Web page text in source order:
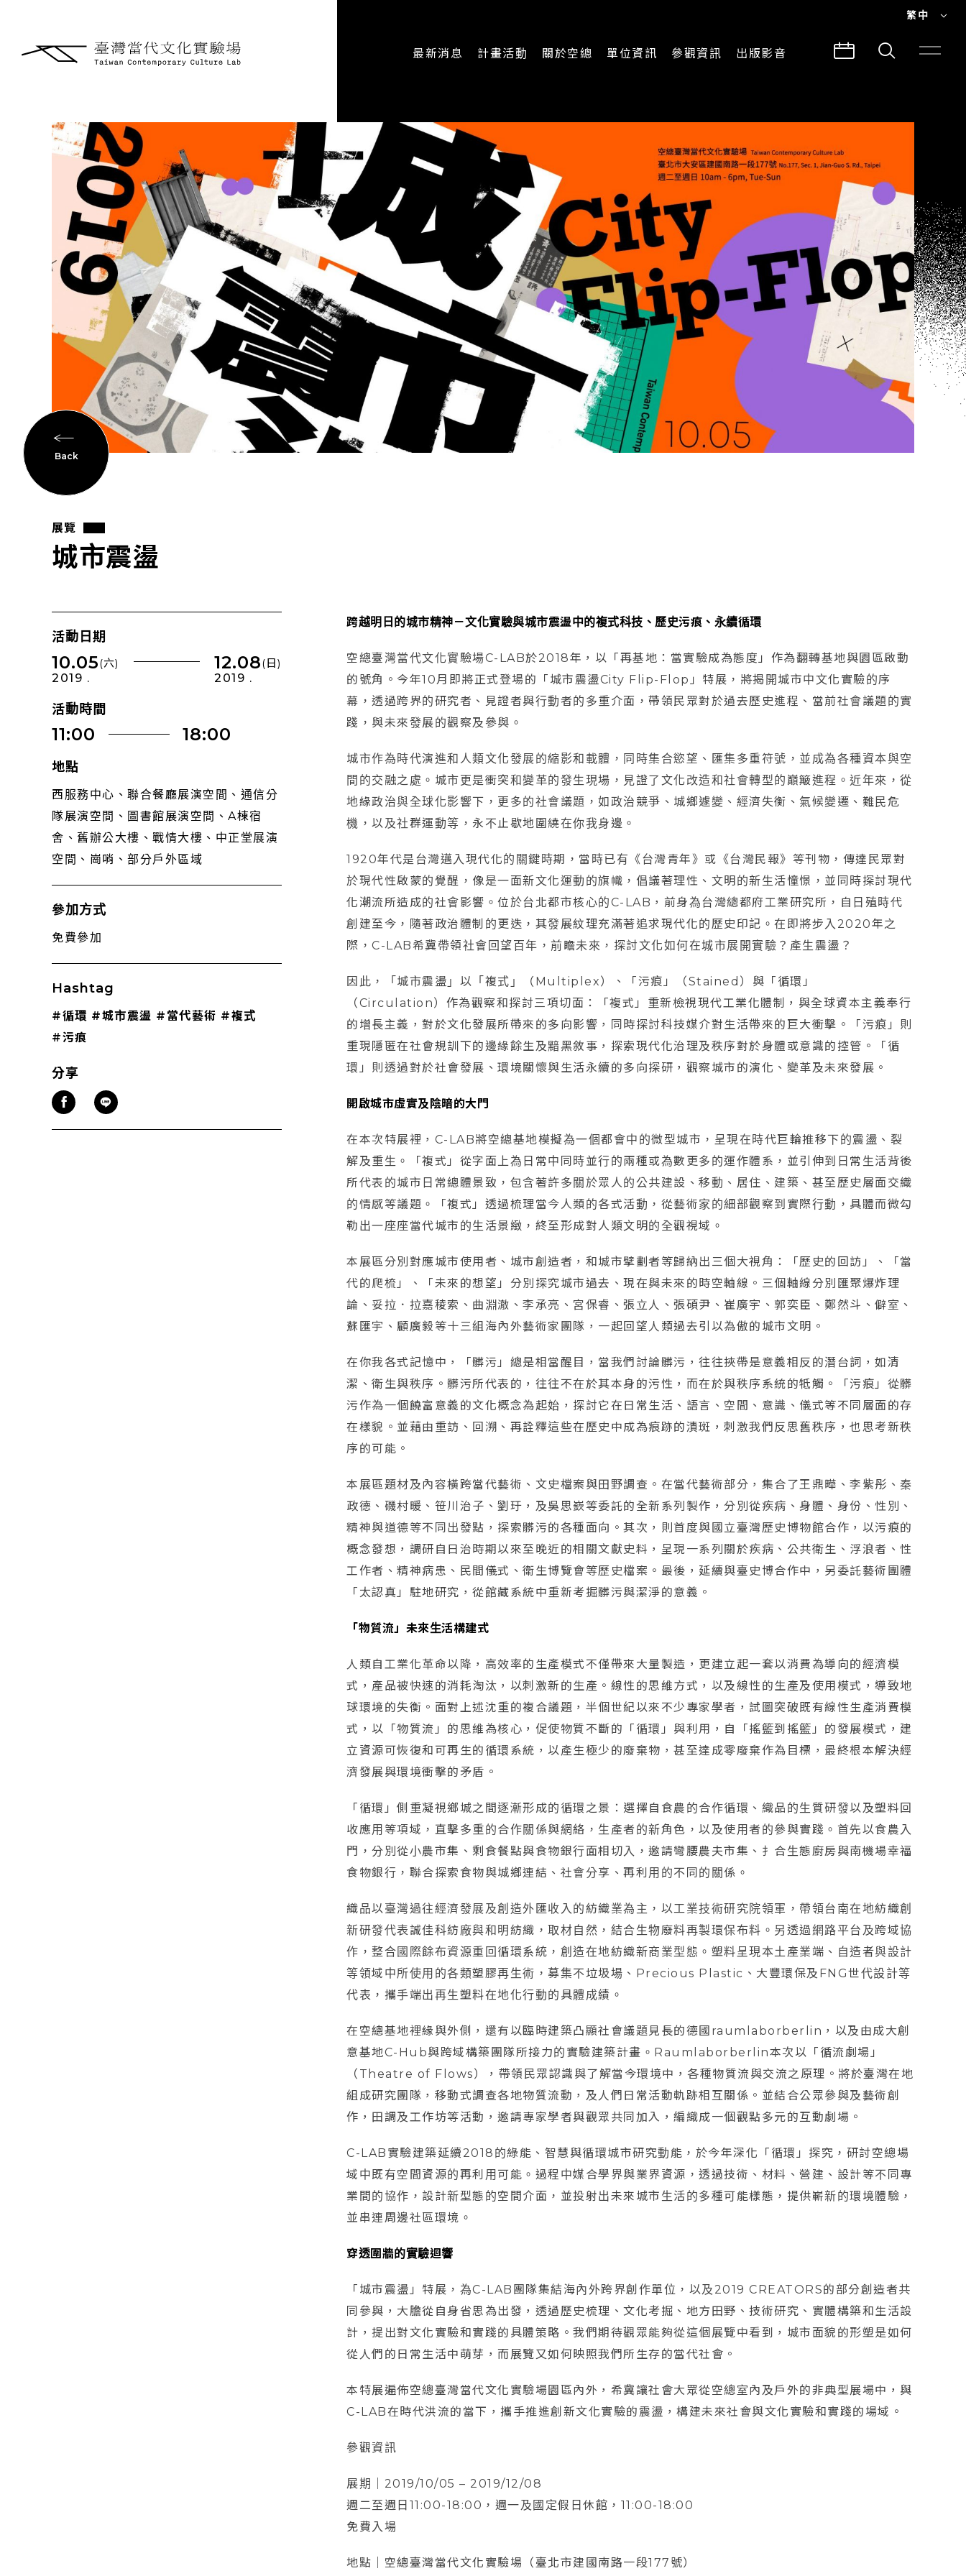
繁中
最新消息
即時新聞
計畫活動
主題計畫
CREATORS
關於空總
組織架構
認識執行長
場地申請
加入我們
單位資訊 參觀資訊
交通與地圖
建築故事
導覽服務
出版影音
所有影音
出版品
Back
展覽
城市震盪
活動日期
10.05(六)
2019 .
12.08(日)
2019 .
活動時間
11:00 18:00
地點
西服務中心、聯合餐廳展演空間、通信分
隊展演空間、圖書館展演空間、A棟宿
舍、舊辦公大樓、戰情大樓、中正堂展演
空間、崗哨、部分戶外區域
參加方式
免費參加
Hashtag
#循環 #城市震盪 #當代藝術 #複式
#污痕
分享
跨越明日的城市精神－文化實驗與城市震盪中的複式科技、歷史污痕、永續循環
空總臺灣當代文化實驗場C-LAB於2018年，以「再基地：當實驗成為態度」作為翻轉基地與園區啟動
的號角。今年10月即將正式登場的「城市震盪City Flip-Flop」特展，將揭開城市中文化實驗的序
幕，透過跨界的研究者、見證者與行動者的多重介面，帶領民眾對於過去歷史進程、當前社會議題的實
踐，與未來發展的觀察及參與。
城市作為時代演進和人類文化發展的縮影和載體，同時集合慾望、匯集多重符號，並成為各種資本與空
間的交融之處。城市更是衝突和變革的發生現場，見證了文化改造和社會轉型的巔簸進程。近年來，從
地緣政治與全球化影響下，更多的社會議題，如政治競爭、城鄉遽變、經濟失衡、氣候變遷、難民危
機，以及社群運動等，永不止歇地圍繞在你我身邊。
1920年代是台灣邁入現代化的關鍵時期，當時已有《台灣青年》或《台灣民報》等刊物，傳達民眾對
於現代性啟蒙的覺醒，像是一面新文化運動的旗幟，倡議著理性、文明的新生活憧憬，並同時探討現代
化潮流所造成的社會影響。位於台北都市核心的C-LAB，前身為台灣總都府工業研究所，自日殖時代
創建至今，隨著政治體制的更迭，其發展紋理充滿著追求現代化的歷史印記。在即將步入2020年之
際，C-LAB希冀帶領社會回望百年，前瞻未來，探討文化如何在城市展開實驗？產生震盪？
因此，「城市震盪」以「複式」（Multiplex）、「污痕」（Stained）與「循環」
（Circulation）作為觀察和探討三項切面：「複式」重新檢視現代工業化體制，與全球資本主義奉行
的增長主義，對於文化發展所帶來的多向影響，同時探討科技媒介對生活帶來的巨大衝擊。「污痕」則
重現隱匿在社會規訓下的邊緣餘生及黯黑敘事，探索現代化治理及秩序對於身體或意識的控管。「循
環」則透過對於社會發展、環境關懷與生活永續的多向探研，觀察城市的演化、變革及未來發展。
開啟城市虛實及陰暗的大門
在本次特展裡，C-LAB將空總基地模擬為一個都會中的微型城市，呈現在時代巨輪推移下的震盪、裂
解及重生。「複式」從字面上為日常中同時並行的兩種或為數更多的運作體系，並引伸到日常生活背後
所代表的城市日常總體景致，包含著許多關於眾人的公共建設、移動、居住、建築、甚至歷史層面交織
的情感等議題。「複式」透過梳理當今人類的各式活動，從藝術家的細部觀察到實際行動，具體而微勾
勒出一座座當代城市的生活景緻，終至形成對人類文明的全觀視域。
本展區分別對應城市使用者、城市創造者，和城市擘劃者等歸納出三個大視角：「歷史的回訪」、「當
代的爬梳」、「未來的想望」分別探究城市過去、現在與未來的時空軸線。三個軸線分別匯聚爆炸理
論、妥拉．拉嘉稜索、曲淵澈、李承亮、宮保睿、張立人、張碩尹、崔廣宇、郭奕臣、鄭然斗、僻室、
蘇匯宇、顧廣毅等十三組海內外藝術家團隊，一起回望人類過去引以為傲的城市文明。
在你我各式記憶中，「髒污」總是相當醒目，當我們討論髒污，往往挾帶是意義相反的潛台詞，如清
潔、衛生與秩序。髒污所代表的，往往不在於其本身的污性，而在於與秩序系統的牴觸。「污痕」從髒
污作為一個饒富意義的文化概念為起始，探討它在日常生活、語言、空間、意識、儀式等不同層面的存
在樣貌。並藉由重訪、回溯、再詮釋這些在歷史中成為痕跡的漬斑，刺激我們反思舊秩序，也思考新秩
序的可能。
本展區題材及內容橫跨當代藝術、文史檔案與田野調查。在當代藝術部分，集合了王鼎曄、李紫彤、秦
政德、磯村暖、笹川治子、劉玗，及吳思嶔等委託的全新系列製作，分別從疾病、身體、身份、性別、
精神與道德等不同出發點，探索髒污的各種面向。其次，則首度與國立臺灣歷史博物館合作，以污痕的
概念發想，調研自日治時期以來至晚近的相關文獻史料，呈現一系列關於疾病、公共衛生、浮浪者、性
工作者、精神病患、民間儀式、衛生博覽會等歷史檔案。最後，延續與臺史博合作中，另委託藝術團體
「太認真」駐地研究，從館藏系統中重新考掘髒污與潔淨的意義。
「物質流」未來生活構建式
人類自工業化革命以降，高效率的生產模式不僅帶來大量製造，更建立起一套以消費為導向的經濟模
式，產品被快速的消耗淘汰，以刺激新的生產。線性的思維方式，以及線性的生產及使用模式，導致地
球環境的失衡。面對上述沈重的複合議題，半個世紀以來不少專家學者，試圖突破既有線性生產消費模
式，以「物質流」的思維為核心，促使物質不斷的「循環」與利用，自「搖籃到搖籃」的發展模式，建
立資源可恢復和可再生的循環系統，以產生極少的廢棄物，甚至達成零廢棄作為目標，最終根本解決經
濟發展與環境衝擊的矛盾。
「循環」側重凝視鄉城之間逐漸形成的循環之景：選擇自食農的合作循環、織品的生質研發以及塑料回
收應用等項域，直擊多重的合作關係與網絡，生產者的新角色，以及使用者的參與實踐。首先以食農入
門，分別從小農市集、剩食餐點與食物銀行面相切入，邀請彎腰農夫市集、扌合生態廚房與南機場幸福
食物銀行，聯合探索食物與城鄉連結、社會分享、再利用的不同的關係。
織品以臺灣過往經濟發展及創造外匯收入的紡織業為主，以工業技術研究院領軍，帶領台南在地紡織創
新研發代表誠佳科紡廠與和明紡織，取材自然，結合生物廢料再製環保布料。另透過網路平台及跨域協
作，整合國際餘布資源重回循環系統，創造在地紡織新商業型態。塑料呈現本土產業端、自造者與設計
等領域中所使用的各類塑膠再生術，募集不垃圾場、Precious Plastic、大豐環保及FNG世代設計等
代表，攜手端出再生塑料在地化行動的具體成績。
在空總基地裡緣與外側，還有以臨時建築凸顯社會議題見長的德國raumlaborberlin，以及由成大創
意基地C-Hub與跨域構築團隊所接力的實驗建築計畫。Raumlaborberlin本次以「循流劇場」
（Theatre of Flows），帶領民眾認識與了解當今環境中，各種物質流與交流之原理。將於臺灣在地
組成研究團隊，移動式調查各地物質流動，及人們日常活動軌跡相互關係。並結合公眾參與及藝術創
作，田調及工作坊等活動，邀請專家學者與觀眾共同加入，編織成一個觀點多元的互動劇場。
C-LAB實驗建築延續2018的綠能、智慧與循環城市研究動能，於今年深化「循環」探究，研討空總場
域中既有空間資源的再利用可能。過程中媒合學界與業界資源，透過技術、材料、營建、設計等不同專
業間的協作，設計新型態的空間介面，並投射出未來城市生活的多種可能樣態，提供嶄新的環境體驗，
並串連周邊社區環境。
穿透圍牆的實驗迴響
「城市震盪」特展，為C-LAB團隊集結海內外跨界創作單位，以及2019 CREATORS的部分創造者共
同參與，大膽從自身省思為出發，透過歷史梳理、文化考掘、地方田野、技術研究、實體構築和生活設
計，提出對文化實驗和實踐的具體策略。我們期待觀眾能夠從這個展覽中看到，城市面貌的形塑是如何
從人們的日常生活中萌芽，而展覽又如何映照我們所生存的當代社會。
本特展遍佈空總臺灣當代文化實驗場園區內外，希冀讓社會大眾從空總室內及戶外的非典型展場中，與
C-LAB在時代洪流的當下，攜手推進創新文化實驗的震盪，構建未來社會與文化實驗和實踐的場域。
參觀資訊
展期｜2019/10/05 – 2019/12/08
週二至週日11:00-18:00，週一及國定假日休館，11:00-18:00
免費入場
地點｜空總臺灣當代文化實驗場（臺北市建國南路一段177號）